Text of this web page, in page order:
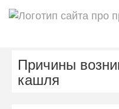
Причины
кашля